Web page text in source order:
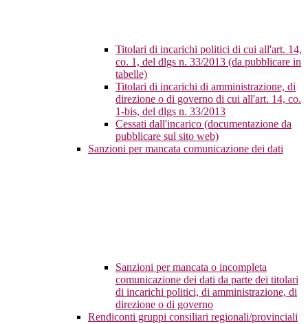
Titolari di incarichi politici di cui all'art. 14,
co. 1, del dlgs n. 33/2013 (da pubblicare in
tabelle)
Titolari di incarichi di amministrazione, di
direzione o di governo di cui all'art. 14, co.
1-bis, del dlgs n. 33/2013
Cessati dall'incarico (documentazione da
pubblicare sul sito web)
Sanzioni per mancata comunicazione dei dati
Sanzioni per mancata o incompleta
comunicazione dei dati da parte dei titolari
di incarichi politici, di amministrazione, di
direzione o di governo
Rendiconti gruppi consiliari regionali/provinciali